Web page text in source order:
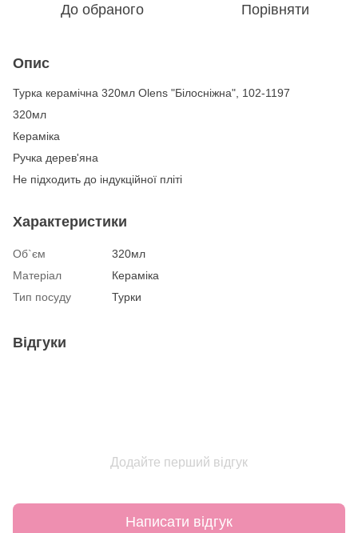
До обраного Порівняти
Опис
Турка керамічна 320мл Olens "Білосніжна", 102-1197
320мл
Кераміка
Ручка дерев'яна
Не підходить до індукційної пліті
Характеристики
Об`єм
320мл
Матеріал
Кераміка
Тип посуду
Турки
Відгуки
Додайте перший відгук
Написати відгук